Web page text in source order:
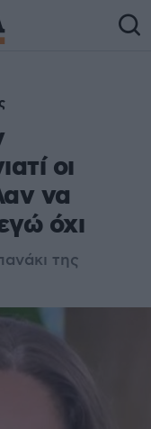
οι
να
όχι
της